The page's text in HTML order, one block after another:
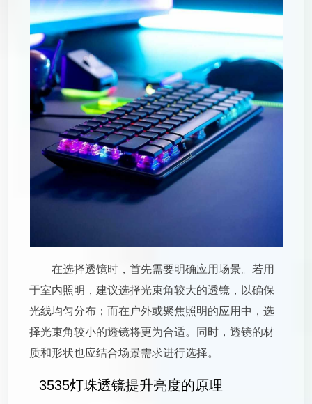
在选择透镜时，首先需要明确应用场景。若用
于室内照明，建议选择光束角较大的透镜，以确保
光线均匀分布；而在户外或聚焦照明的应用中，选
择光束角较小的透镜将更为合适。同时，透镜的材
质和形状也应结合场景需求进行选择。
3535灯珠透镜提升亮度的原理